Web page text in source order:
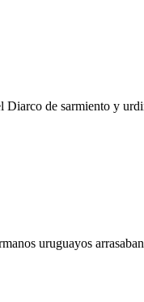
Diarco de sarmiento y
uruguayos